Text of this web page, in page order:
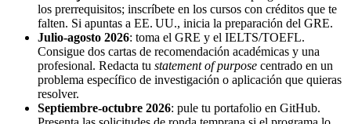
los prerrequisitos; inscríbete en los cursos con créditos que te
falten. Si apuntas a EE. UU., inicia la preparación del GRE.
Julio‑agosto 2026: toma el GRE y el IELTS/TOEFL.
Consigue dos cartas de recomendación académicas y una
profesional. Redacta tu statement of purpose centrado en un
problema específico de investigación o aplicación que quieras
resolver.
Septiembre‑octubre 2026: pule tu portafolio en GitHub.